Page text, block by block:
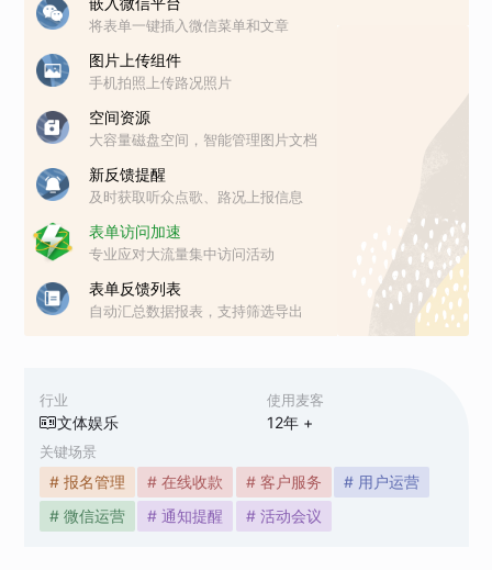
行业
文体娱乐
使用麦客
12年 +
关键场景
# 报名管理 # 在线收款 # 客户服务
# 用户运营
# 微信运营
# 通知提醒 # 活动会议
将表单一键插入微信菜单和文章
图片上传组件
手机拍照上传路况照片
空间资源
大容量磁盘空间，智能管理图片文档
新反馈提醒
及时获取听众点歌、路况上报信息
表单访问加速
专业应对大流量集中访问活动
表单反馈列表
自动汇总数据报表，支持筛选导出